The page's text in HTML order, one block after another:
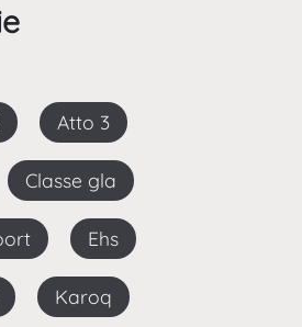
Atto 3
Classe gla
Ehs
Karoq